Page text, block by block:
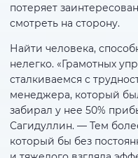
потеряет
смотреть на сторону.
Найти человека,
нелегко. «Грамотных
сталкиваемся с
менеджера, который
забирал у нее 50%
Сагидуллин. — Тем
который бы без